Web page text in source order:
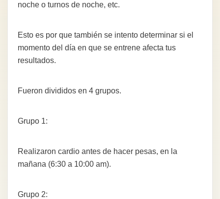
noche o turnos de noche, etc.
Esto es por que también se intento determinar si el
momento del día en que se entrene afecta tus
resultados.
Fueron divididos en 4 grupos.
Grupo 1:
Realizaron cardio antes de hacer pesas, en la
mañana (6:30 a 10:00 am).
Grupo 2: